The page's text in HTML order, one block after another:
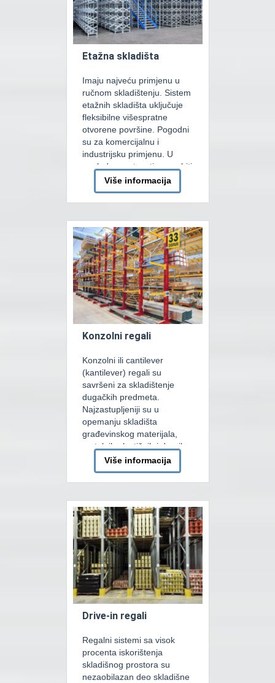
Etažna skladišta
Imaju najveću primjenu u
ručnom skladištenju. Sistem
etažnih skladišta uključuje
fleksibilne višespratne
otvorene površine. Pogodni
su za komercijalnu i
industrijsku primjenu. U
pogledu spratnosti mogu biti
jednospratni, dvospratni ili
višespratni sistemi.
Patentirani profili
određvanje visine nivoa ili
visine sprata.Takođe sistem
omogućava organizaciju
platformi za prijem robe,
ugradnju stepeništa i kapija.
Svako etažno […]
Više informacija
Konzolni regali
Konzolni ili cantilever
(kantilever) regali su
savršeni za skladištenje
dugačkih predmeta.
Najzastupljeniji su u
opemanju skladišta
građevinskog materijala,
metalnih plastičnih i drugih
cijevi i profila. Glavna
osobina konzolnih regala je
mogućnost skladištenja robe
Konzolne regale razlikujemo
kao zidne i srednje
(obostrane). Sistem je
dizajniran tako da bi se
optimizovao prostor između
nivoa i […]
Više informacija
Drive-in regali
Regalni sistemi sa visok
procenta iskorištenja
skladišnog prostora su
nezaobilazan deo skladišne